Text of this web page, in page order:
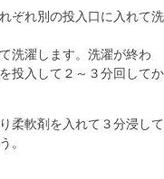
ぞれ別の投入口に入れて洗
洗濯します。洗濯が終わ
投入して２～３分回してか
柔軟剤を入れて３分浸して
。